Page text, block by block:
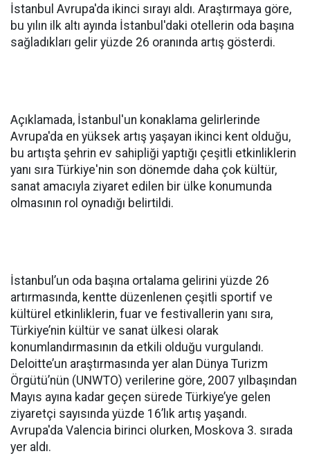
İstanbul Avrupa'da ikinci sırayı aldı. Araştırmaya göre,
bu yılın ilk altı ayında İstanbul'daki otellerin oda başına
sağladıkları gelir yüzde 26 oranında artış gösterdi.
Açıklamada, İstanbul'un konaklama gelirlerinde
Avrupa'da en yüksek artış yaşayan ikinci kent olduğu,
bu artışta şehrin ev sahipliği yaptığı çeşitli etkinliklerin
yanı sıra Türkiye'nin son dönemde daha çok kültür,
sanat amacıyla ziyaret edilen bir ülke konumunda
olmasının rol oynadığı belirtildi.
İstanbul’un oda başına ortalama gelirini yüzde 26
artırmasında, kentte düzenlenen çeşitli sportif ve
kültürel etkinliklerin, fuar ve festivallerin yanı sıra,
Türkiye’nin kültür ve sanat ülkesi olarak
konumlandırmasının da etkili olduğu vurgulandı.
Deloitte’un araştırmasında yer alan Dünya Turizm
Örgütü’nün (UNWTO) verilerine göre, 2007 yılbaşından
Mayıs ayına kadar geçen sürede Türkiye’ye gelen
ziyaretçi sayısında yüzde 16’lık artış yaşandı.
Avrupa'da Valencia birinci olurken, Moskova 3. sırada
yer aldı.